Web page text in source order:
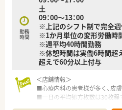
勤務
時間
土
09：00～13：00
※上記のシフト制で完全
※1か月単位の変形労働時
※週平均40時間勤務
※休憩時間は実働6時間超
超えで60分以上付与
＜店舗情報＞
■心療内科の患者様が多く、皮
■一日の平均処方枚数は30枚程で